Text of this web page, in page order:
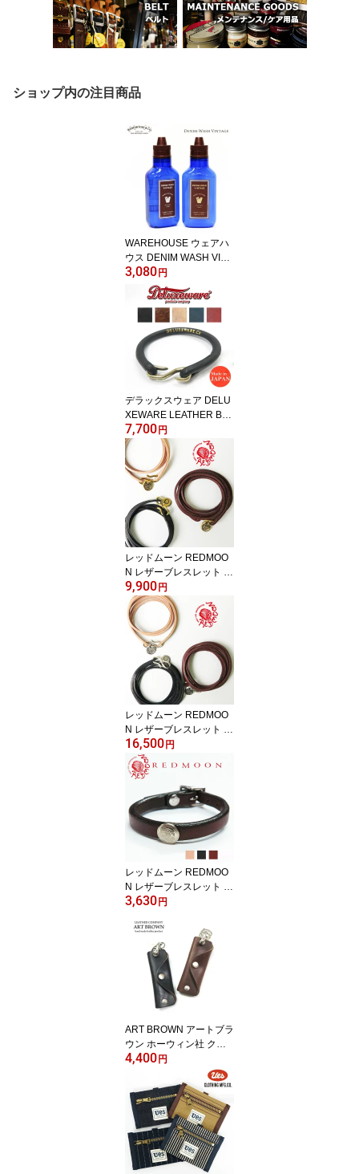
ショップ内の注目商品
WAREHOUSE ウェアハ
ウス DENIM WASH VINT
AGE 500ml デニムウォ
ッシュ ヴィンテージ 洗
濯用洗剤 洗浄剤 WH522
3,080円
デラックスウェア DELU
XEWARE LEATHER BR
ACELET レザー ブレス
レット DLE-001
7,700円
レッドムーン REDMOO
N レザーブレスレット Y
K-WBB ブラス 真鍮 チャ
ーム付き サドルレザー
9,900円
レッドムーン REDMOO
N レザーブレスレット Y
K-WBS シルバー925 銀
チャーム付き サドルレザ
ー 多重巻き
16,500円
レッドムーン REDMOO
N レザーブレスレット R
M-WBA コンチョ付き サ
3,630円
ART BROWN アートブラ
ウン ホーウィン社 クロ
ムエクセル レザー キー
ホルダー ホック留め 本
革 VNF00189AB
4,400円